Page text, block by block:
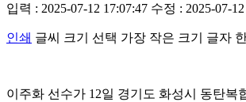
입력 : 2025-07-12 17:07:47 수정 : 2025-07-
인쇄 글씨 크기 선택 가장 작은 크기 글자
이주화 선수가 12일 경기도 화성시 동탄